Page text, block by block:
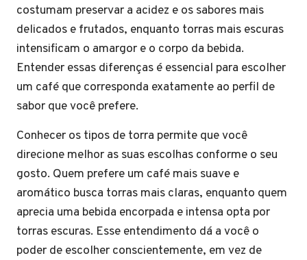
costumam preservar a acidez e os sabores mais
delicados e frutados, enquanto torras mais escuras
intensificam o amargor e o corpo da bebida.
Entender essas diferenças é essencial para escolher
um café que corresponda exatamente ao perfil de
sabor que você prefere.
Conhecer os tipos de torra permite que você
direcione melhor as suas escolhas conforme o seu
gosto. Quem prefere um café mais suave e
aromático busca torras mais claras, enquanto quem
aprecia uma bebida encorpada e intensa opta por
torras escuras. Esse entendimento dá a você o
poder de escolher conscientemente, em vez de